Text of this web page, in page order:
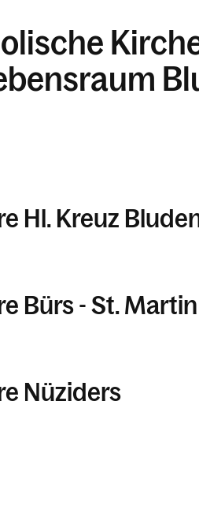
Hl. Kreuz
Bürs - St. Martin
Nüziders